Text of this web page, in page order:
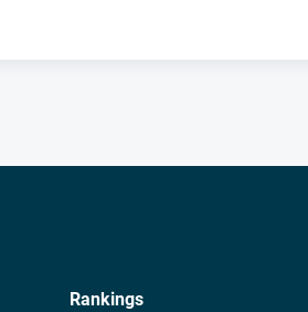
Rankings